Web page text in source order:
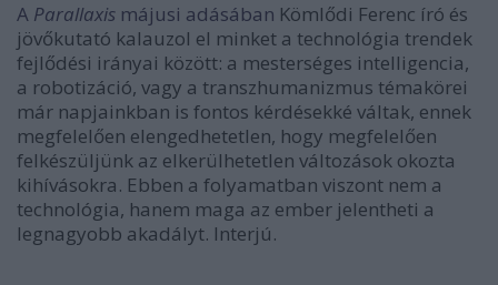
A Parallaxis májusi adásában Kömlődi Ferenc író és
jövőkutató kalauzol el minket a technológia trendek
fejlődési irányai között: a mesterséges intelligencia,
a robotizáció, vagy a transzhumanizmus témakörei
már napjainkban is fontos kérdésekké váltak, ennek
megfelelően elengedhetetlen, hogy megfelelően
felkészüljünk az elkerülhetetlen változások okozta
kihívásokra. Ebben a folyamatban viszont nem a
technológia, hanem maga az ember jelentheti a
legnagyobb akadályt. Interjú.